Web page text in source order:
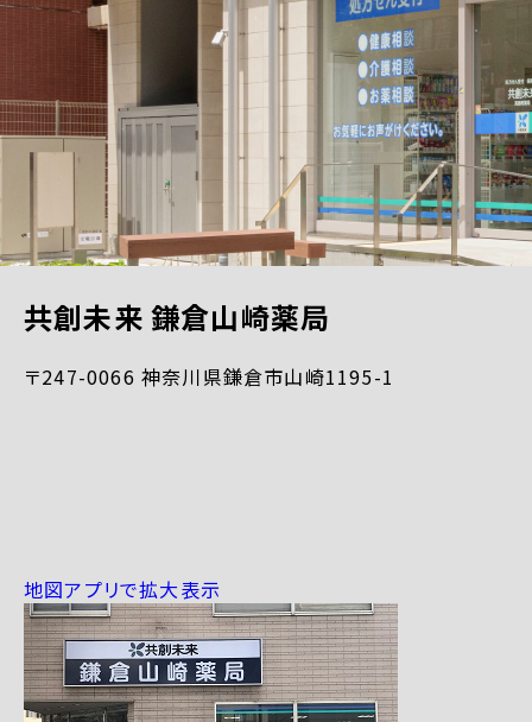
共創未来 鎌倉山崎薬局
〒247-0066 神奈川県鎌倉市山崎1195-1
地図アプリで拡大表示